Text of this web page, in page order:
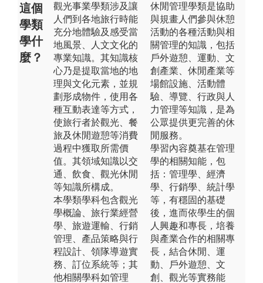
這個
學類
學什
麼？
觀光事業學類涉及讓
人們到各地旅行時能
充分地體驗及感受當
地風景、人文文化的
專業知識。其知識核
心乃是提取當地的地
理與文化元素，並規
劃形成物件，使用各
種互動表達等方式，
使旅行者於觀光、餐
旅及休閒遊憩等消費
過程中獲取所需價
值。其領域知識以交
通、飲食、觀光休閒
等知識所構成。
本學類學科包含觀光
學概論、旅行業經營
學、旅遊運輸、行銷
管理、產品策略與行
程設計、領隊導遊實
務、訂位系統等；其
他相關學科如管理
休閒管理學類是協助
與規畫人們參與休憩
活動的各種活動與相
關管理的知識，包括
戶外遊憩、運動、文
創產業、休閒產業等
場館設施、活動體
驗、導覽、行政與人
力管理等知識，是為
公眾提供更完善的休
閒服務。
學習內容奠基在管理
學的相關知能，包
括：管理學、經濟
學、行銷學、統計學
等，有穩固的基礎
後，進而依學生的個
人興趣和專長，培養
與產業合作的相關專
長，結合休閒、運
動、戶外遊憩、文
創、觀光等實務能